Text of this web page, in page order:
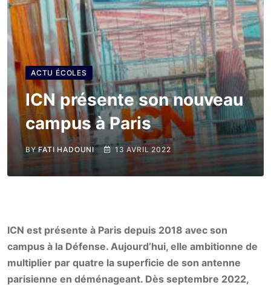
ACTU ÉCOLES
ICN présente son nouveau
campus à Paris
BYFATI HADOUNI 13 AVRIL 2022
ICN est présente à Paris depuis 2018 avec son
campus à la Défense. Aujourd’hui, elle ambitionne de
multiplier par quatre la superficie de son antenne
parisienne en déménageant. Dès septembre 2022,